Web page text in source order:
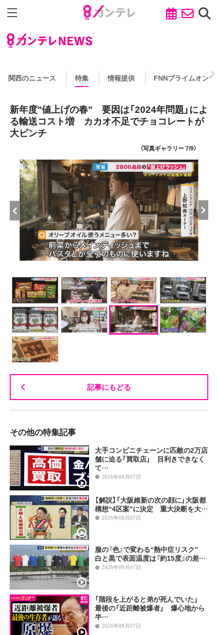
関西のニュース 特集 情報提供 FNNプライムオンラ
新年度"値上げの春" 要因は「2024年問題」によ
る輸送コスト増 カカオ不足でチョコレートが
大ピンチ
（写真ギャラリー 7/9）
記事にもどる
その他の特集記事
大手コンビニチェーンに匹敵の2万店
舗に迫る「買取店」 目利きできなく
て…
2026年08月07日
【解説】「大阪維新の次の顔に」大阪都
構想“4区案”に決定 重大決断を大…
2026年08月07日
服の『色』で変わる“熱中症リスク”
白と黒で表面温度は『約15度』の差…
2026年08月07日
「階段を上がると弟が死んでいた」
最後の「近距離被爆者」 爆心地から
半…
2026年08月07日